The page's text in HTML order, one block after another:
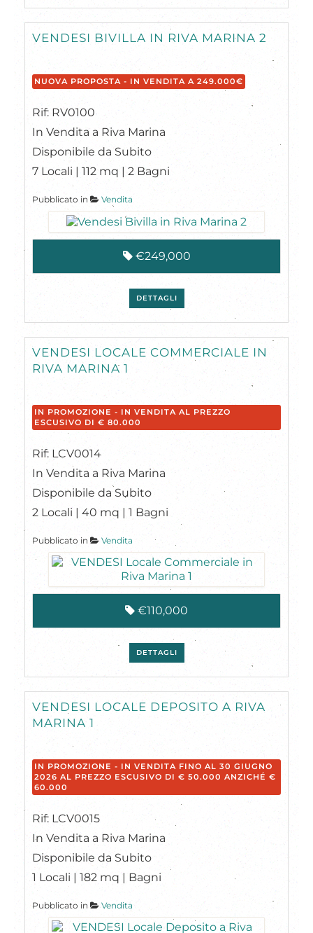
VENDESI BIVILLA IN RIVA MARINA 2
NUOVA PROPOSTA - IN VENDITA A 249.000€
Rif: RV0100
In Vendita a Riva Marina
Disponibile da Subito
7 Locali | 112 mq | 2 Bagni
Pubblicato in Vendita
€249,000
DETTAGLI
VENDESI LOCALE COMMERCIALE IN
RIVA MARINA 1
IN PROMOZIONE - IN VENDITA AL PREZZO
ESCUSIVO DI € 80.000
Rif: LCV0014
In Vendita a Riva Marina
Disponibile da Subito
2 Locali | 40 mq | 1 Bagni
Pubblicato in Vendita
€110,000
DETTAGLI
VENDESI LOCALE DEPOSITO A RIVA
MARINA 1
IN PROMOZIONE - IN VENDITA FINO AL 30 GIUGNO
2026 AL PREZZO ESCUSIVO DI € 50.000 ANZICHÉ €
60.000
Rif: LCV0015
In Vendita a Riva Marina
Disponibile da Subito
1 Locali | 182 mq | Bagni
Pubblicato in Vendita